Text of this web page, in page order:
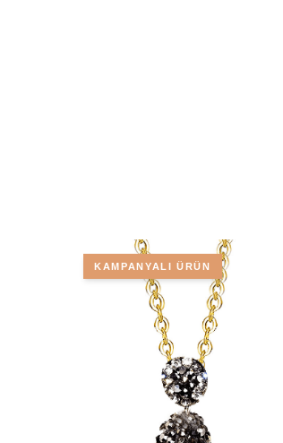
KAMPANYALI ÜRÜN